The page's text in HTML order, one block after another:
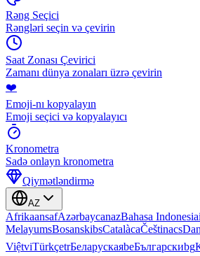
Rəng Seçici
Rəngləri seçin və çevirin
Saat Zonası Çevirici
Zamanı dünya zonaları üzrə çevirin
❤️
Emoji-nı kopyalayın
Emoji seçici və kopyalayıcı
Kronometra
Sadə onlayn kronometra
Qiymətləndirmə
AZ
AfrikaansafAzərbaycanazBahasa Indonesia
MelayumsBosanskibsCatalàcaČeštinacs
ViệtviTürkçetrБеларускаяbeБългарскиbg